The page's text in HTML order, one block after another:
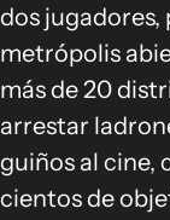
dos
metrópolis
más de 20
arrestar
guiños al cine,
cientos de